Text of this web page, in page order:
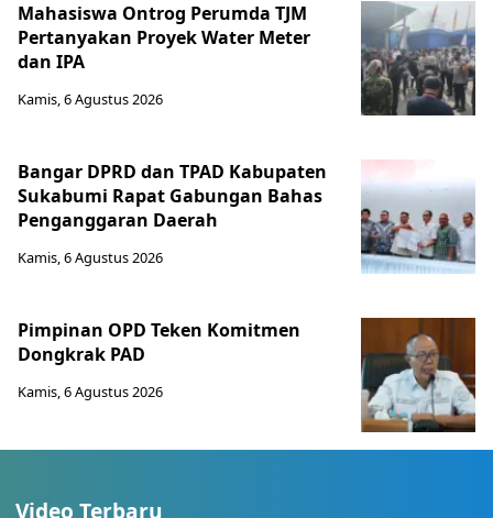
Mahasiswa Ontrog Perumda TJM
Pertanyakan Proyek Water Meter
dan IPA
Kamis, 6 Agustus 2026
Bangar DPRD dan TPAD Kabupaten
Sukabumi Rapat Gabungan Bahas
Penganggaran Daerah
Kamis, 6 Agustus 2026
Pimpinan OPD Teken Komitmen
Dongkrak PAD
Kamis, 6 Agustus 2026
Video Terbaru